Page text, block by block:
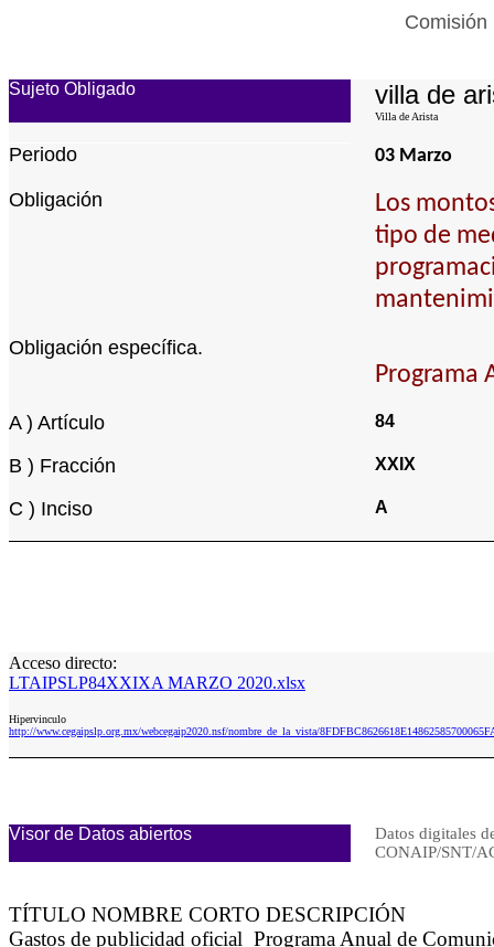
Comisión
Sujeto Obligado villa de
Villa de Arista
Periodo 03 Marzo
Obligación
Los
tipo de
Obligación específica.
Programa
A ) Artículo 84
B ) Fracción XXIX
C ) Inciso A
Acceso directo:
LTAIPSLP84XXIXA MARZO 2020.xlsx
Hipervinculo
http://www.cegaipslp.org.mx/webcegaip2020.nsf/nombre_de_la_vista/
Visor de Datos abiertos
Datos digitales
CONAIP/SNT/
TÍTULO NOMBRE CORTO DESCRIPCIÓN
Gastos de publicidad oficial_Programa Anual de